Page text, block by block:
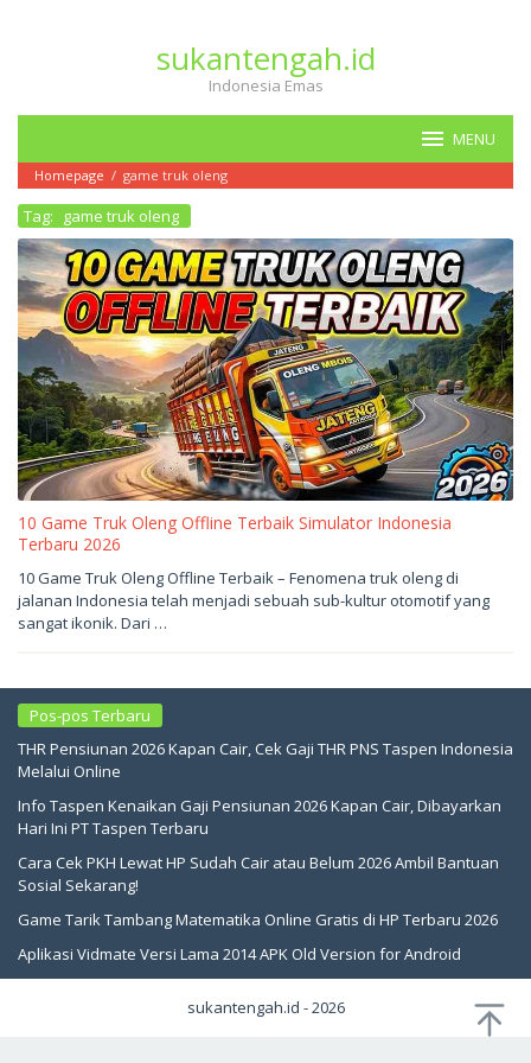
sukantengah.id
Indonesia Emas
MENU
Homepage / game truk oleng
Tag: game truk oleng
10 Game Truk Oleng Offline Terbaik Simulator Indonesia
Terbaru 2026
Mei
8,
2026
oleh
sukantengah
10 Game Truk Oleng Offline Terbaik – Fenomena truk oleng di
jalanan Indonesia telah menjadi sebuah sub-kultur otomotif yang
sangat ikonik. Dari …
Pos-pos Terbaru
THR Pensiunan 2026 Kapan Cair, Cek Gaji THR PNS Taspen Indonesia
Melalui Online
Info Taspen Kenaikan Gaji Pensiunan 2026 Kapan Cair, Dibayarkan
Hari Ini PT Taspen Terbaru
Cara Cek PKH Lewat HP Sudah Cair atau Belum 2026 Ambil Bantuan
Sosial Sekarang!
Game Tarik Tambang Matematika Online Gratis di HP Terbaru 2026
Aplikasi Vidmate Versi Lama 2014 APK Old Version for Android
sukantengah.id - 2026